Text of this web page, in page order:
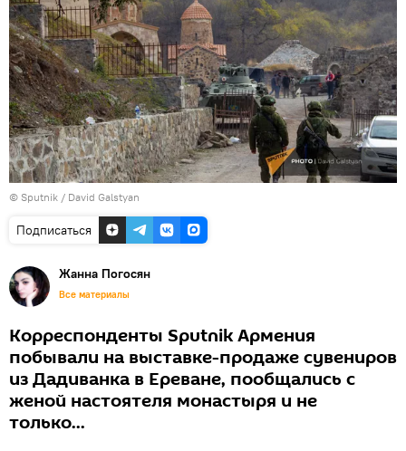
© Sputnik / David Galstyan
Подписаться
Жанна Погосян
Все материалы
Корреспонденты Sputnik Армения
побывали на выставке-продаже сувениров
из Дадиванка в Ереване, пообщались с
женой настоятеля монастыря и не
только...